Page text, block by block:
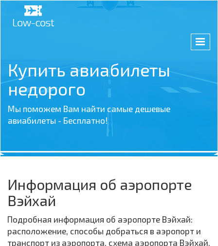
Купить авиабилеты
недорого
Мы поможем Вам найти самые дешевые
авиабилеты - Бесплатно!
Информация об аэропорте
Вэйхай
Подробная информация об аэропорте Вэйхай:
расположение, способы добраться в аэропорт и
транспорт из аэропорта, схема аэропорта Вэйхай,